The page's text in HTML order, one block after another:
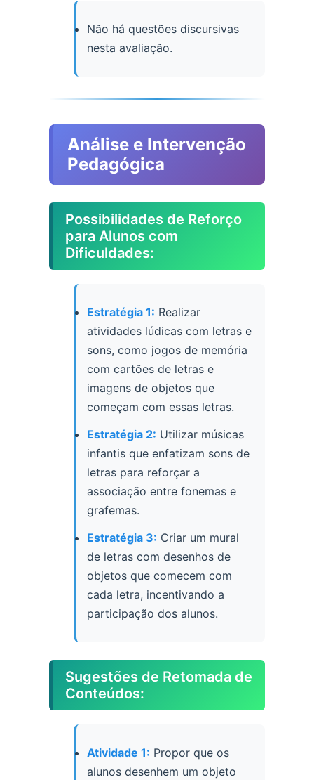
Não há questões discursivas
nesta avaliação.
Análise e Intervenção
Pedagógica
Possibilidades de Reforço
para Alunos com
Dificuldades:
Estratégia 1: Realizar
atividades lúdicas com letras e
sons, como jogos de memória
com cartões de letras e
imagens de objetos que
começam com essas letras.
Estratégia 2: Utilizar músicas
infantis que enfatizam sons de
letras para reforçar a
associação entre fonemas e
grafemas.
Estratégia 3: Criar um mural
de letras com desenhos de
objetos que comecem com
cada letra, incentivando a
participação dos alunos.
Sugestões de Retomada de
Conteúdos:
Atividade 1: Propor que os
alunos desenhem um objeto